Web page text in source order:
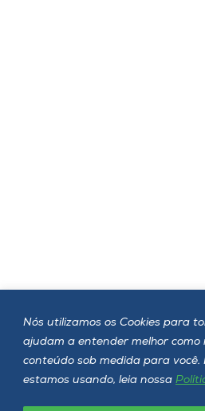
Nós utilizamos os Cookies para
ajudam a entender melhor como
conteúdo sob medida para
estamos usando, leia nossa